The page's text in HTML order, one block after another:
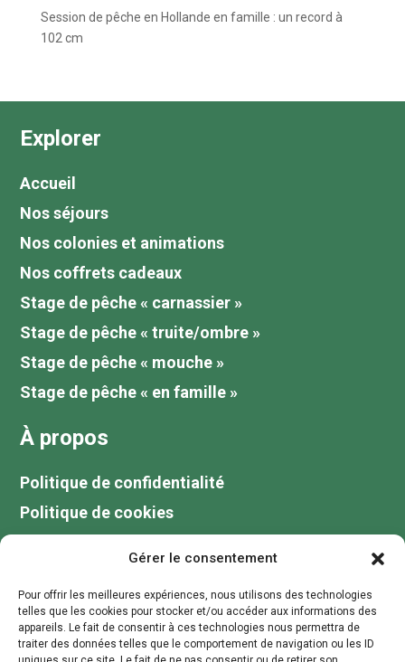
Gérer le consentement
Pour offrir les meilleures expériences, nous utilisons des technologies
telles que les cookies pour stocker et/ou accéder aux informations des
appareils. Le fait de consentir à ces technologies nous permettra de
traiter des données telles que le comportement de navigation ou les ID
Session de pêche en Hollande en famille : un record à
102 cm
Explorer
Accueil
Nos séjours
Nos colonies et animations
Nos coffrets cadeaux
Stage de pêche « carnassier »
Stage de pêche « truite/ombre »
Stage de pêche « mouche »
Stage de pêche « en famille »
À propos
Politique de confidentialité
Politique de cookies
Blog
Votre guide de pêche au lac du Der